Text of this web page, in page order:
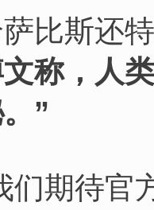
比斯还
称，人
”
们期待官